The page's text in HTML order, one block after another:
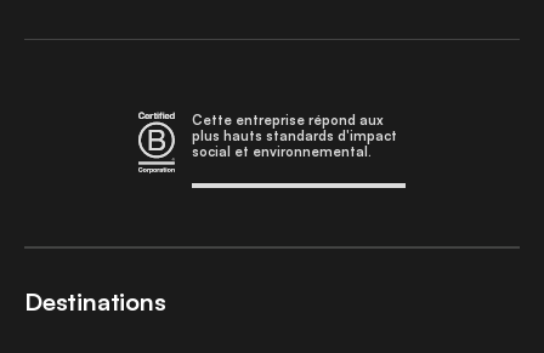
Cette entreprise répond aux
plus hauts standards d'impact
social et environnemental.
Destinations